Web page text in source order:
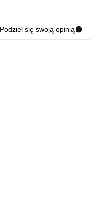
Podziel się swoją opinią